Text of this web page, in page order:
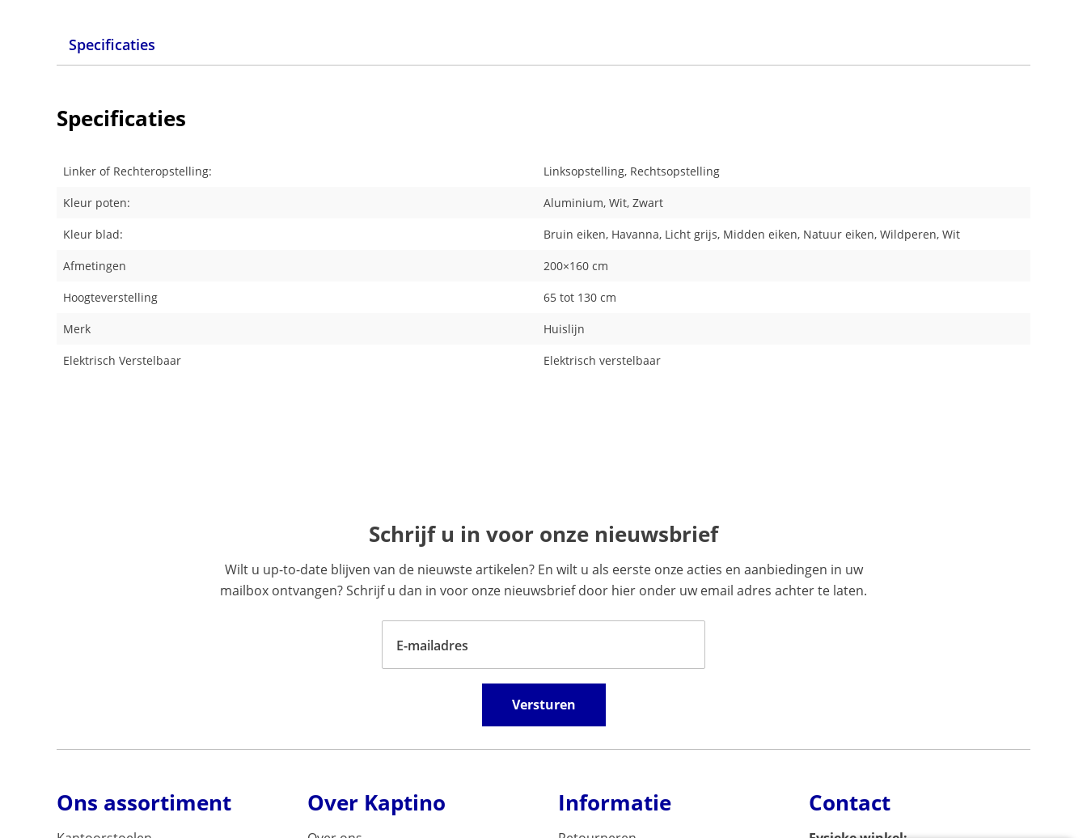
Specificaties
Specificaties
Linker of Rechteropstelling: Linksopstelling, Rechtsopstelling
Kleur poten: Aluminium, Wit, Zwart
Kleur blad: Bruin eiken, Havanna, Licht grijs, Midden eiken, Natuur eiken, Wildperen, Wit
Afmetingen 200×160 cm
Hoogteverstelling 65 tot 130 cm
Merk Huislijn
Elektrisch Verstelbaar Elektrisch verstelbaar
Schrijf u in voor onze nieuwsbrief
Wilt u up-to-date blijven van de nieuwste artikelen? En wilt u als eerste onze acties en aanbiedingen in uw
mailbox ontvangen? Schrijf u dan in voor onze nieuwsbrief door hier onder uw email adres achter te laten.
E-mailadres
Versturen
Ons assortiment Over Kaptino Informatie Contact